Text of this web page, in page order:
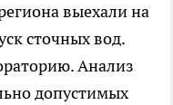
выехали на
сточных вод.
Анализ
допустимых